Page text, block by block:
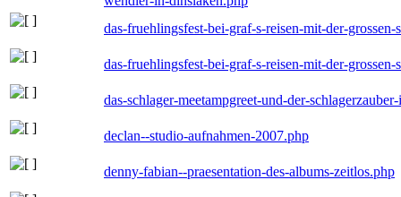
das-fruehlingsfest-bei-graf-s-reisen-mit-der-
das-fruehlingsfest-bei-graf-s-reisen-mit-der-
das-schlager-meetampgreet-und-der-
declan--studio-aufnahmen-2007.php
denny-fabian--praesentation-des-albums-zeitlos.php